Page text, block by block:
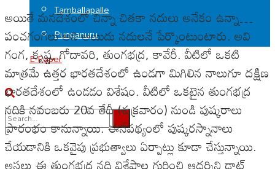
Tamballapalle
Punganuru
E-Paper
No Result
అయితే మనదేశంలో చిన్నా చితకా నదులు అనేకం ఉన్నా…
పంచగంగలు అని అయిదు నదులనే పేర్కొంటుంటారు. అవి
గంగ, కృష్ణ, గోదావరి, తుంగభద్ర, కావేరీ. వీటిలో ఒకటి
మాత్రమే ఉత్తర భారతదేశంలో ఉండగా మిగిలిన నాలుగూ దక్షిణ
భారతదేశంలో ఉండడం విశేషం. వీటిలో ఒకటైన తుంగభద్ర
నదికి నవంబరు 20వ తేదీ (శుక్రవారం) నుండి పుష్కరాలు
ప్రారంభం కానున్నాయి. ఈనేపథ్యంలో పుష్కరస్నానాలు
చేయడానికి ఒకవైపు ప్రభుత్వాలు ఏర్పాట్లు కూడా చేస్తున్నాయి.